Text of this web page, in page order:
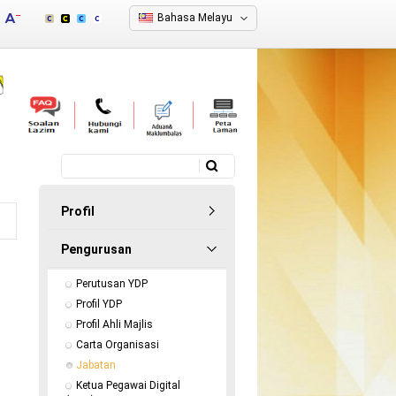
Bahasa Melayu
Borang carian
Profil
Pengurusan
Perutusan YDP
Profil YDP
Profil Ahli Majlis
Carta Organisasi
Jabatan
Ketua Pegawai Digital